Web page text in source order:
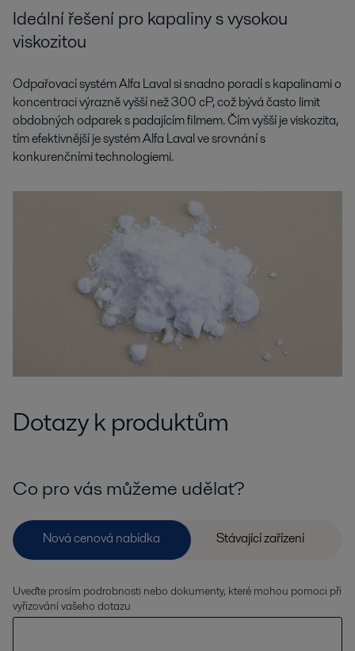
Ideální řešení pro kapaliny s vysokou
viskozitou
Odpařovací systém Alfa Laval si snadno poradí s kapalinami o
koncentraci výrazně vyšší než 300 cP, což bývá často limit
obdobných odparek s padajícím filmem. Čím vyšší je viskozita,
tím efektivnější je systém Alfa Laval ve srovnání s
konkurenčními technologiemi.
Dotazy k produktům
Co pro vás můžeme udělat?
Uveďte prosím podrobnosti nebo dokumenty, které mohou pomoci při
vyřizování vašeho dotazu